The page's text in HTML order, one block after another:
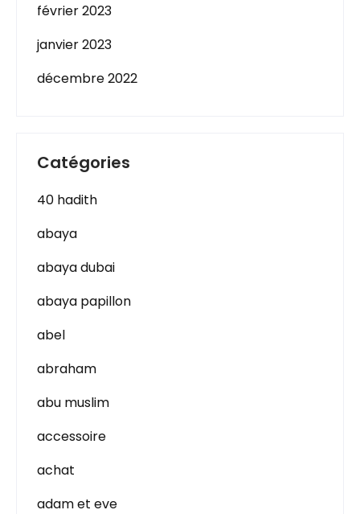
février 2023
janvier 2023
décembre 2022
Catégories
40 hadith
abaya
abaya dubai
abaya papillon
abel
abraham
abu muslim
accessoire
achat
adam et eve